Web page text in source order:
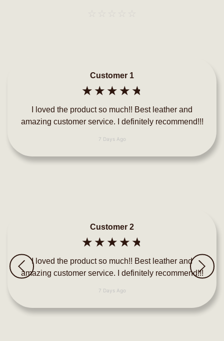
Customer 1
☆ ☆ ☆ ☆ ☆
I loved the product so much!! Best leather and
amazing customer service. I definitely recommend!!!
7 Days Ago
Customer 2
☆ ☆ ☆ ☆ ☆
I loved the product so much!! Best leather and
amazing customer service. I definitely recommend!!!
7 Days Ago